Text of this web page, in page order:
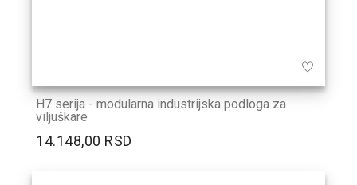
H7 serija - modularna industrijska podloga za
viljuškare
14.148,00 RSD